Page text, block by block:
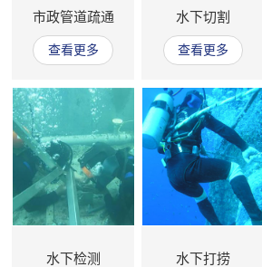
市政管道疏通
查看更多
水下切割
查看更多
水下检测 水下打捞